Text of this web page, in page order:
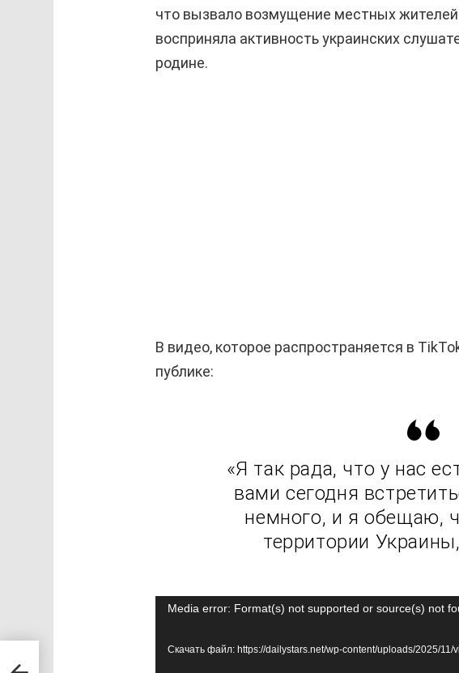
что вызвало возмущение местных
восприняла активность украинских
родине.
В видео, которое распространяется в
публике:
«Я так рада, что у нас
вами сегодня
немного, и я обещаю,
территории
Media error: Format(s) not supported or source(s) not
Скачать файл: https://dailystars.net/wp-content/uploads/2025/